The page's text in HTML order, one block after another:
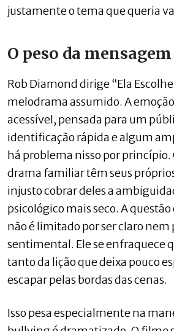
justamente o tema que queria
O peso da mensagem
Rob Diamond dirige “Ela
melodrama assumido. A
acessível, pensada para um
identificação rápida e algum
há problema nisso por princípio.
drama familiar têm seus
injusto cobrar deles a
psicológico mais seco. A
não é limitado por ser claro nem
sentimental. Ele se enfraquece
tanto da lição que deixa pouco
escapar pelas bordas das cenas.
Isso pesa especialmente na